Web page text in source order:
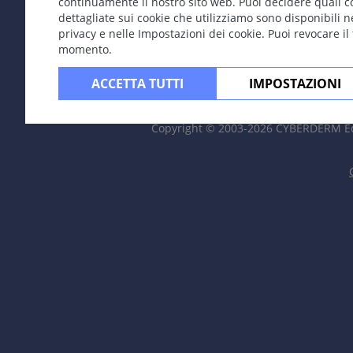
dettagliate sui cookie che utilizziamo sono disponibili
privacy e nelle Impostazioni dei cookie. Puoi revocare
momento.
ACCETTA TUTTI IMPOSTAZIONI
Copyright © 2003-2026 CYBERDERM